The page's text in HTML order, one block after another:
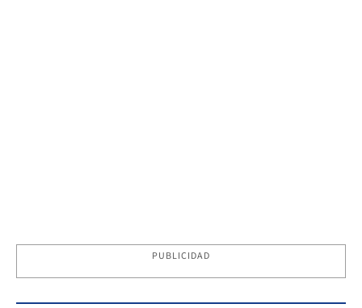
PUBLICIDAD